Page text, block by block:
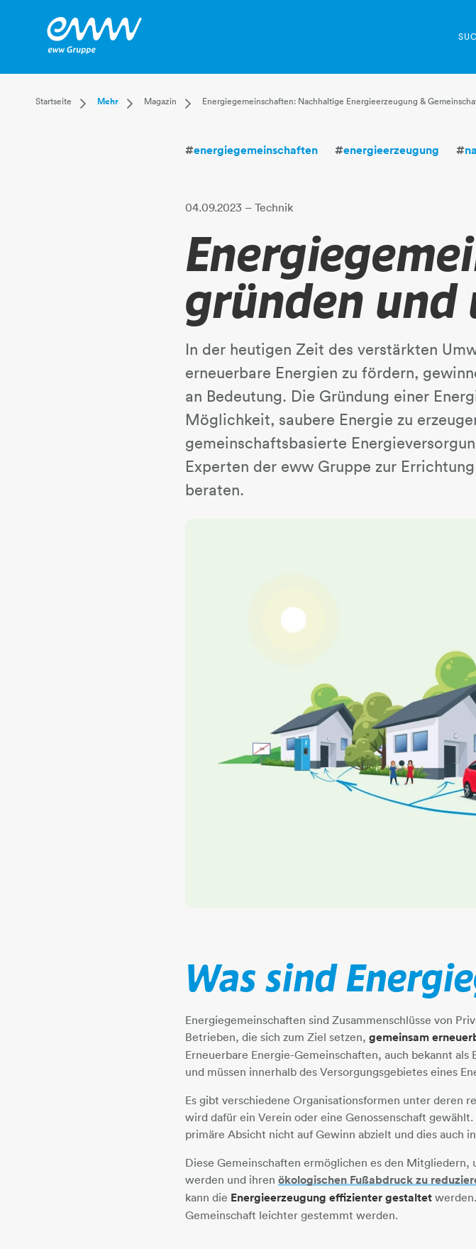
Startseite
Dropdown Startseite
Mehr
Dropdown Mehr
Magazin
Dropdown Magazin
Technik
Energiegemeinschaften: Nachhaltige Energieerzeugung &
#energiegemeinschaften #energieerzeugung #
04.09.2023 – Technik
gründen und
In der heutigen Zeit des verstärkten
erneuerbare Energien zu fördern,
an Bedeutung. Die Gründung einer
Möglichkeit, saubere Energie zu
gemeinschaftsbasierte
Experten der eww Gruppe zur
beraten.
Was sind
Energiegemeinschaften sind Zusammenschlüsse von
Betrieben, die sich zum Ziel setzen,gemeinsam
Erneuerbare Energie-Gemeinschaften, auch bekannt
und müssen innerhalb des Versorgungsgebietes eines
Es gibt verschiedene Organisationsformen unter deren
wird dafür ein Verein oder eine Genossenschaft
primäre Absicht nicht auf Gewinn abzielt und dies auch
Diese Gemeinschaften ermöglichen es den
werden und ihrenökologischen Fußabdruck zu
kann die Energieerzeugung effizienter gestaltet
Gemeinschaft leichter gestemmt werden.